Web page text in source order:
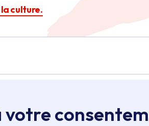
votre
culture.